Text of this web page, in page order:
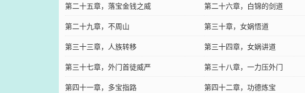
第二十五章，落宝金钱之威
第二十六章，白锦的剑道
第二十九章，不周山
第三十章，女娲悟道
第三十三章，人族转移
第三十四章，女娲讲道
第三十七章，外门首徒威严
第三十八章，一力压外门
第四十一章，多宝指路
第四十二章，功德炼宝